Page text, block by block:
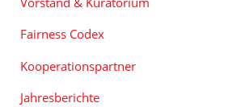
Fairness Codex
Kooperationspartner
Jahresberichte